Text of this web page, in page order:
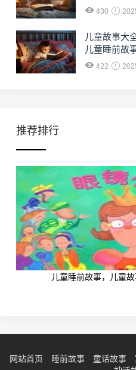
430
儿童故事大
儿童睡前故
422
推荐排行
儿童睡前故事，儿童
网站首页 睡前故事 童话故事